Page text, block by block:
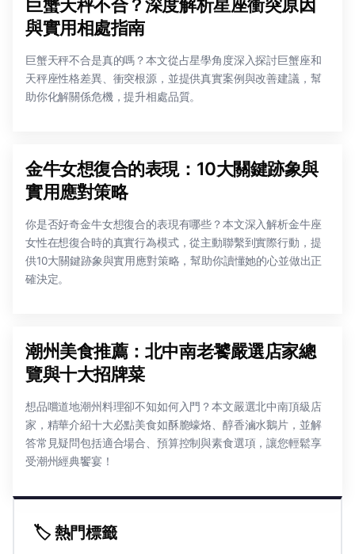
巨蟹天秤不合？深度解析星座衝突原因
與實用相處指南
巨蟹天秤不合是真的嗎？本文從占星學角度深入探討巨蟹座和
天秤座性格差異、衝突根源，並提供真實案例與改善建議，幫
助你化解關係危機，提升相處品質。
金牛女想復合的表現：10大關鍵跡象與
實用應對策略
你是否好奇金牛女想復合的表現有哪些？本文深入解析金牛座
女性在想復合時的真實行為模式，從主動聯繫到實際行動，提
供10大關鍵跡象與實用應對策略，幫助你讀懂她的心並做出正
確決定。
潮州美食推薦：北中南老饕嚴選店家總
覽與十大招牌菜
想品嚐道地潮州料理卻不知如何入門？本文嚴選北中南頂級店
家，精華介紹十大必點美食如酥脆蠔烙、醇香滷水鵝片，並解
答常見疑問包括適合場合、預算控制與素食選項，讓您輕鬆享
受潮州經典饗宴！
🏷️ 熱門標籤